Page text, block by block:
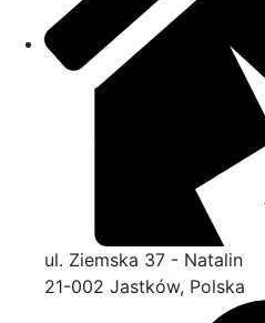
ul. Ziemska 37 - Natalin
21-002 Jastków, Polska